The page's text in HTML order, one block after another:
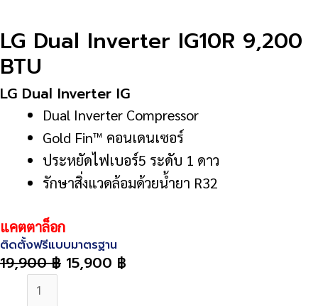
LG Dual Inverter IG10R 9,200
BTU
LG Dual Inverter IG
Dual Inverter Compressor
Gold Fin™ คอนเดนเซอร์
ประหยัดไฟเบอร์5 ระดับ 1 ดาว
รักษาสิ่งแวดล้อมด้วยน้ำยา R32
แคตตาล็อก
ติดตั้งฟรีแบบมาตรฐาน
19,900฿ 15,900 ฿
จำนวน